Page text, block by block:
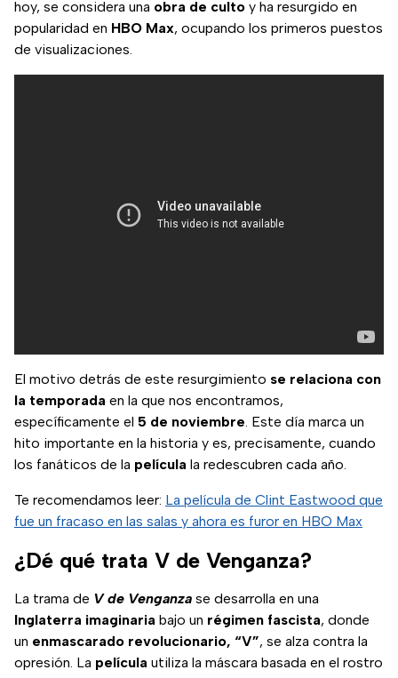
hoy, se considera una obra de culto y ha resurgido en
popularidad en HBO Max, ocupando los primeros puestos
de visualizaciones.
El motivo detrás de este resurgimiento se relaciona con
la temporada en la que nos encontramos,
específicamente el 5 de noviembre. Este día marca un
hito importante en la historia y es, precisamente, cuando
los fanáticos de la película la redescubren cada año.
Te recomendamos leer: La película de Clint Eastwood que
fue un fracaso en las salas y ahora es furor en HBO Max
¿Dé qué trata V de Venganza?
La trama de V de Venganza se desarrolla en una
Inglaterra imaginaria bajo un régimen fascista, donde
un enmascarado revolucionario, “V”, se alza contra la
opresión. La película utiliza la máscara basada en el rostro